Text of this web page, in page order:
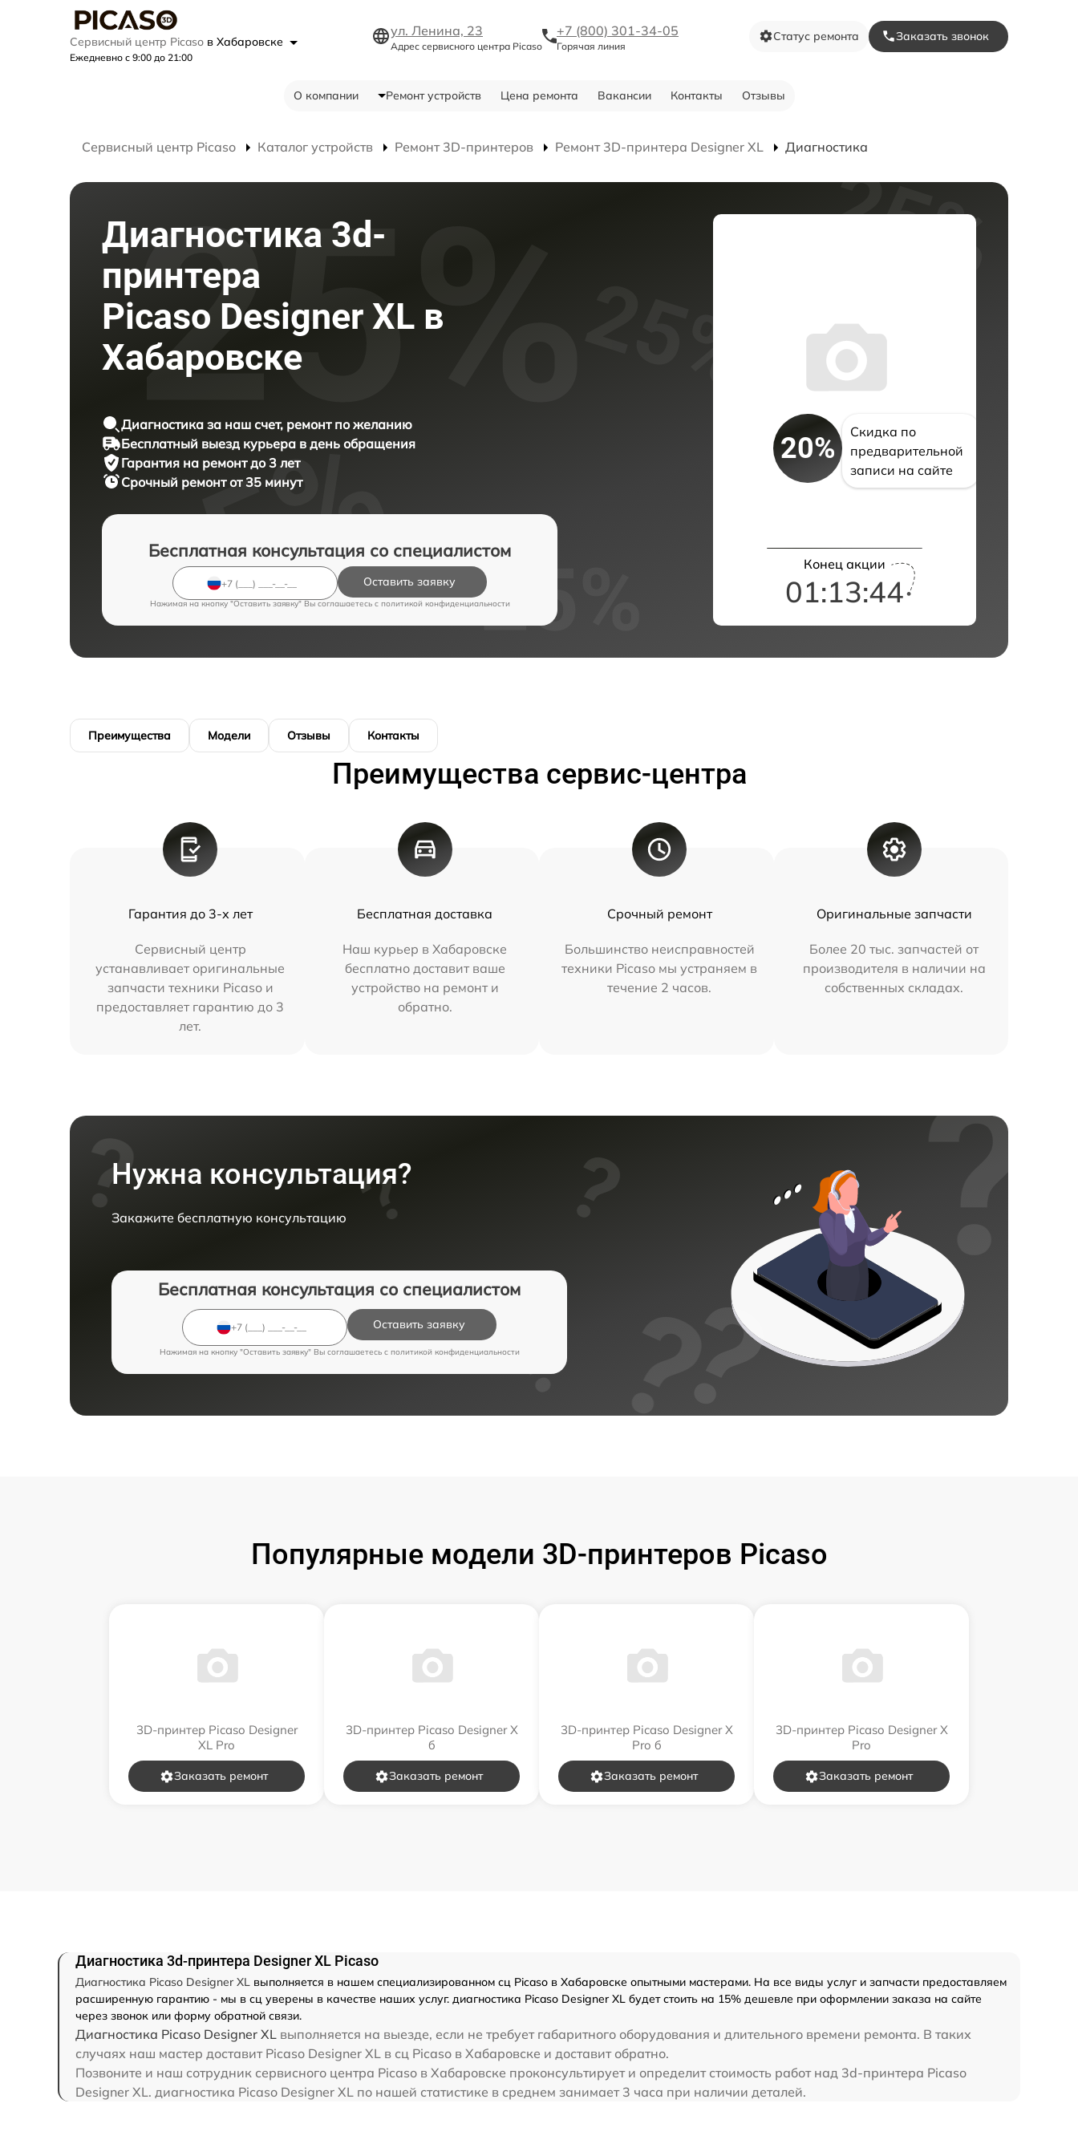
Сервисный центр Picaso в Хабаровске
Ежедневно с 9:00 до 21:00
ул. Ленина, 23
Адрес сервисного центра Picaso
+7 (800) 301-34-05
Горячая линия
Статус ремонта Заказать звонок
О компании Ремонт устройств Цена ремонта Вакансии Контакты Отзывы
Сервисный центр Picaso Каталог устройств Ремонт 3D-принтеров Ремонт 3D-принтера Designer XL Диагностика
Диагностика 3d-
принтера
Picaso Designer XL в
Хабаровске
Диагностика за наш счет, ремонт по желанию
Бесплатный выезд курьера в день обращения
Гарантия на ремонт до 3 лет
Срочный ремонт от 35 минут
Бесплатная консультация со специалистом
Оставить заявку
Нажимая на кнопку "Оставить заявку" Вы соглашаетесь c политикой конфиденциальности
20%
Скидка по
предварительной
записи на сайте
Конец акции
01:13:43
Преимущества Модели Отзывы Контакты
Преимущества сервис-центра
Гарантия до 3-х лет
Сервисный центр
устанавливает оригинальные
запчасти техники Picaso и
предоставляет гарантию до 3
лет.
Бесплатная доставка
Наш курьер в Хабаровске
бесплатно доставит ваше
устройство на ремонт и
обратно.
Срочный ремонт
Большинство неисправностей
техники Picaso мы устраняем в
течение 2 часов.
Оригинальные запчасти
Более 20 тыс. запчастей от
производителя в наличии на
собственных складах.
Нужна консультация?
Закажите бесплатную консультацию
Бесплатная консультация со специалистом
Оставить заявку
Нажимая на кнопку "Оставить заявку" Вы соглашаетесь c политикой конфиденциальности
Популярные модели 3D-принтеров Picaso
3D-принтер Picaso Designer
XL Pro
Заказать ремонт
3D-принтер Picaso Designer X
б
Заказать ремонт
3D-принтер Picaso Designer X
Pro б
Заказать ремонт
3D-принтер Picaso Designer X
Pro
Заказать ремонт
Диагностика 3d-принтера Designer XL Picaso
Диагностика Picaso Designer XL выполняется в нашем специализированном сц Picaso в Хабаровске опытными мастерами. На все виды услуг и запчасти предоставляем
расширенную гарантию - мы в сц уверены в качестве наших услуг. диагностика Picaso Designer XL будет стоить на 15% дешевле при оформлении заказа на сайте
через звонок или форму обратной связи.
Диагностика Picaso Designer XL выполняется на выезде, если не требует габаритного оборудования и длительного времени ремонта. В таких
случаях наш мастер доставит Picaso Designer XL в сц Picaso в Хабаровске и доставит обратно.
Позвоните и наш сотрудник сервисного центра Picaso в Хабаровске проконсультирует и определит стоимость работ над 3d-принтера Picaso
Designer XL. диагностика Picaso Designer XL по нашей статистике в среднем занимает 3 часа при наличии деталей.